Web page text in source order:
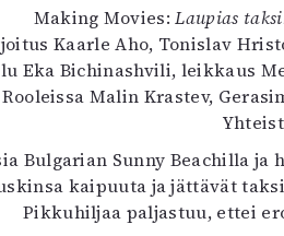
Sarjakuva
Sámegillii
Pääkirjoitus
Paperilehdestä
Musiikki
Levyt
Kuvataide
Making Movies:Laupias
Kaarle Aho, Tonislav
Eka Bichinashvili, leikkaus
Rooleissa Malin Krastev,
Bulgarian Sunny Beachilla
kaipuuta ja jättävät
Pikkuhiljaa paljastuu, ettei